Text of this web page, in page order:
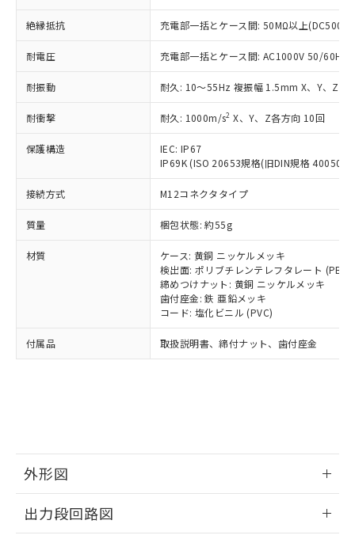
絶縁抵抗 充電部一括とケース間: 50MΩ以上(DC500V
耐電圧 充電部一括とケース間: AC1000V 50/60Hz
耐振動 耐久: 10～55Hz 複振幅 1.5mm X、Y、Z各
耐衝撃 耐久: 1000m/s2 X、Y、Z各方向 10回
保護構造
IEC: IP67
IP69K (ISO 20653規格(旧DIN規格 40050
接続方式 M12コネクタタイプ
質量 梱包状態: 約55g
材質
ケース: 黄銅 ニッケルメッキ
検出面: ポリブチレンテレフタレート (PBT)
締めつけナット: 黄銅 ニッケルメッキ
歯付座金: 鉄 亜鉛メッキ
コード: 塩化ビニル (PVC)
付属品 取扱説明書、締付ナット、歯付座金
外形図
出力段回路図
在庫状況および標準価格照会結果は、
記載している更新日時点での社内デー
タに基づき作成されるものであり、閲
覧された時点での実際の在庫および標
準価格とは異なる場合があることをご
了承ください。
正式な納期状況および標準価格はお客
様のお取引先、またはお客様担当のオ
ムロン制御機器販売店・当社販売員に
ご相談ください。
オムロン制御機器販売店や当社販売拠
販売ネットワーク
」をご確認
在庫状況および標準価格結果を当社の
事前の承諾なく第三者に漏洩または開
示しないようお願いします。
マイパーツ機能（部品リスト作成サー
ビス）をご利用いただくには、I-Web
メンバーズにご登録されている必要が
お客様が当ウェブサイト上で当社にご
※当社の共同利用者とは、"個人情報
むを得ず変更することがあります。
*EU RoHS指令（10物質）：
鉛(Pb) 1000ppm以下、 水銀(Hg) 1000ppm以下、 カド
ミウム(Cd) 100ppm以下、
六価クロム(Cr(Ⅵ)) 1000ppm以下、ポリ臭化ビフェニル
類(PBB) 1000ppm以下、ポリ臭化ジフェニルエーテル類
(PBDE) 1000ppm以下、フタル酸ビス(2-エチルヘキシ
ル) (DEHP)(別名：DOP) 1000ppm以下、フタル酸ブチ
(DIBP) 1000ppm以下
但し、RoHS指令で産業用監視および制御機器に対する
適用除外項目は除く。
フタル酸エステル類の４物質については閾値を超える意
図的な使用がないことを確認しています。
※2 対応予定月
部品在庫の切り替え状況などにより、予定
月が前後することがあります。
※3 非含有証明書ダウンロード
※本証明書は発行日時点で非含有を証明す
るもので、過去に遡って非含有を証明する
ものではありません。
また、RoHS指令のフタル酸エステル類４
「－」：未確認です。当社販売部門へお問
い合わせください。
*中国RoHS10物質の基準値 (GB/T26572)：
Pb(鉛) :1000ppm、 Hg(水銀) : 1000ppm、 Cd(カドミウ
Cr(Ⅵ)(六価クロム) : 1000ppm、 PBBs(ポリ臭化ビフェ
ニル類) : 1000ppm、 PBDEs(ポリ臭化ジフェニルエーテ
DBP(フタル酸ジブチル) : 1000ppm、 DIBP(フタル酸ジ
イソブチル) : 1000ppm、 BBP(フタル酸ブチルベンジ
ル) : 1000ppm、
DEHP(フタル酸ビス(2-エチルヘキシル)) : 1000ppm
※2 環境保護使用期限
「ｅ」：有害物質（10物質）のすべてが基
準値以下であることを示します。
「10」：通常の使用状況下において有害物
質が外部に漏えいし、環境に深刻な影響を
及ぼさない年数を意味します。
「－」：未確認です。当社販売部門へお問
い合わせください。
為替および外国貿易法に定める商品
（以下｢規制貨物等」という）を輸出
または国外への提供する場合は、日本
国政府の輸出許可(または役務取引許
可)を取得するなどの必要な手続きを
当社は規制貨物を破棄する場合は、完
全に破砕するなど、違法に輸出されな
いよう必要な手段を講じます。
当社は貴社製品を、核兵器、ミサイ
ル、化学兵器、生物兵器またはその他
武器並びにこれらの製造装置等に一切
使用いたしません。
当社は、貴社製品を第三者に販売する
場合は、上記1、2および3の内容を当
該第三者に通知します。また当社は、
販売先および販売に係わる関係者が違
法に輸出するおそれがある場合は、取
り引きをいたしません。
一定数以上の在庫あり
一定数には満たないが在庫あり
在庫なし(最新の在庫状況につ
いては、お客様のお取引先、ま
たはお客様担当のオムロン制御
機器販売店・当社販売員にご確
認ください)
受注生産機種、また在庫状況の
情報を公開していない機種